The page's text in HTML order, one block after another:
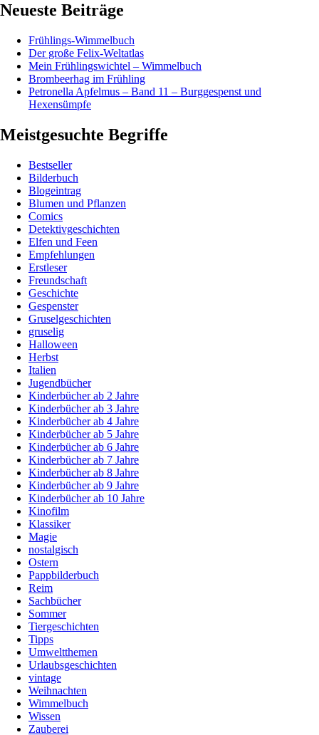
Neueste Beiträge
Frühlings-Wimmelbuch
Der große Felix-Weltatlas
Mein Frühlingswichtel – Wimmelbuch
Brombeerhag im Frühling
Petronella Apfelmus – Band 11 – Burggespenst und
Hexensümpfe
Meistgesuchte Begriffe
Bestseller
Bilderbuch
Blogeintrag
Blumen und Pflanzen
Comics
Detektivgeschichten
Elfen und Feen
Empfehlungen
Erstleser
Freundschaft
Geschichte
Gespenster
Gruselgeschichten
gruselig
Halloween
Herbst
Italien
Jugendbücher
Kinderbücher ab 2 Jahre
Kinderbücher ab 3 Jahre
Kinderbücher ab 4 Jahre
Kinderbücher ab 5 Jahre
Kinderbücher ab 6 Jahre
Kinderbücher ab 7 Jahre
Kinderbücher ab 8 Jahre
Kinderbücher ab 9 Jahre
Kinderbücher ab 10 Jahre
Kinofilm
Klassiker
Magie
nostalgisch
Ostern
Pappbilderbuch
Reim
Sachbücher
Sommer
Tiergeschichten
Tipps
Umweltthemen
Urlaubsgeschichten
vintage
Weihnachten
Wimmelbuch
Wissen
Zauberei